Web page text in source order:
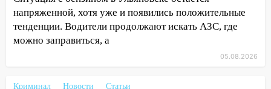
15:32 На «кольце» кроссовер сбил 18-
летнего мопедиста
В Ульяновске после тройного ДТП
напряженной, хотя уже и появились положительные
тенденции. Водители продолжают искать АЗС, где
можно заправиться, а
05.08.2026
Криминал Новости
Статьи